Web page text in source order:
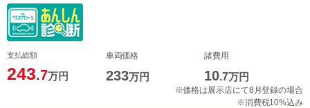
支払総額
243.7万円
車両価格
233万円
諸費用
10.7万円
※価格は展示店にて8月登録の場合
※消費税10%込み